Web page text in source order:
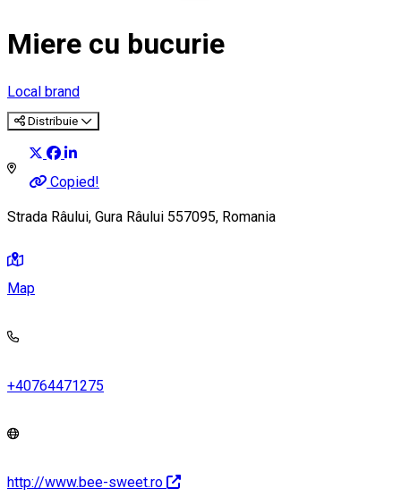
Miere cu bucurie
Local brand
Distribuie
Copied!
Strada Râului, Gura Râului 557095, Romania
Map
+40764471275
http://www.bee-sweet.ro